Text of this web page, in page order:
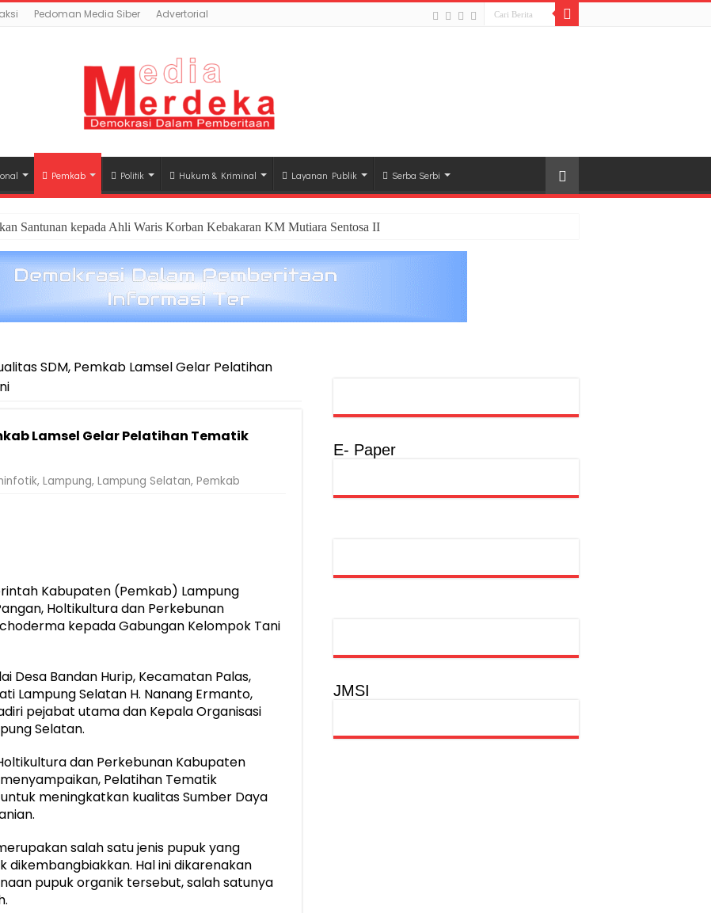
Pedoman Media Siber Advertorial
Pemkab Politik Hukum & Kriminal Layanan Publik Serba Serbi
Santunan kepada Ahli Waris Korban Kebakaran KM Mutiara Sentosa II
SDM, Pemkab Lamsel Gelar Pelatihan
Lamsel Gelar Pelatihan Tematik
, Lampung, Lampung Selatan, Pemkab
Kabupaten (Pemkab) Lampung
Holtikultura dan Perkebunan
kepada Gabungan Kelompok Tani
Desa Bandan Hurip, Kecamatan Palas,
Lampung Selatan H. Nanang Ermanto,
pejabat utama dan Kepala Organisasi
Selatan.
dan Perkebunan Kabupaten
Pelatihan Tematik
meningkatkan kualitas Sumber Daya
salah satu jenis pupuk yang
dikembangbiakkan. Hal ini dikarenakan
pupuk organik tersebut, salah satunya
E- Paper
JMSI